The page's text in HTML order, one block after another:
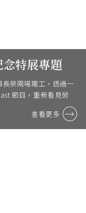
特展專題
榮兩場罷工，透過一
節目，重新看見勞
查看更多